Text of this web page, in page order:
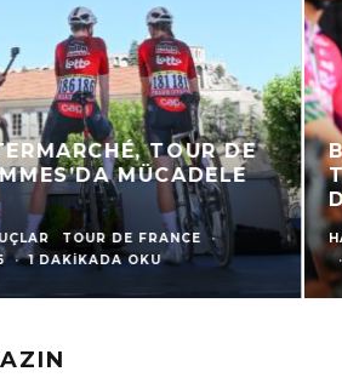
TOUR DE
MÜCADELE
TOUR DE FRANCE
· 1 DAKIKADA OKU
·